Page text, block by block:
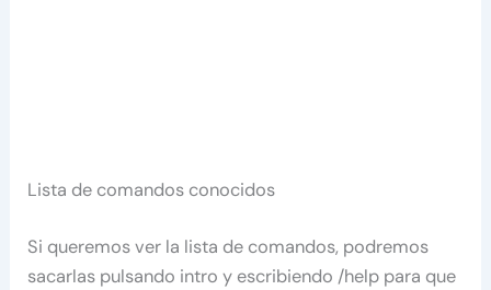
Lista de comandos conocidos
Si queremos ver la lista de comandos, podremos
sacarlas pulsando intro y escribiendo /help para que